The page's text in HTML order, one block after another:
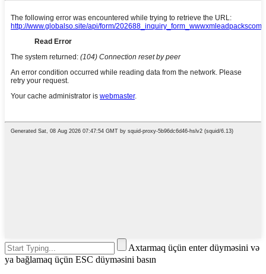
Axtarmaq üçün enter düyməsini və
ya bağlamaq üçün ESC düyməsini basın